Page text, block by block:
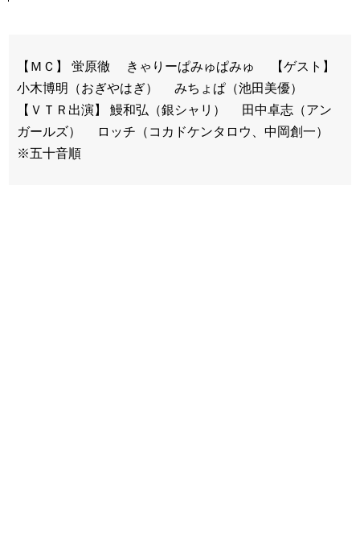
【ＭＣ】 蛍原徹 きゃりーぱみゅぱみゅ 【ゲスト】
小木博明（おぎやはぎ） みちょぱ（池田美優）
【ＶＴＲ出演】 鰻和弘（銀シャリ） 田中卓志（アン
ガールズ） ロッチ（コカドケンタロウ、中岡創一）
※五十音順